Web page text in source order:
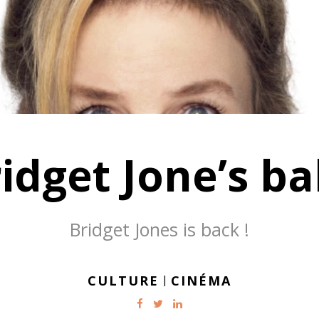
Jone’s
Bridget Jones is back !
CULTURE | CINÉMA